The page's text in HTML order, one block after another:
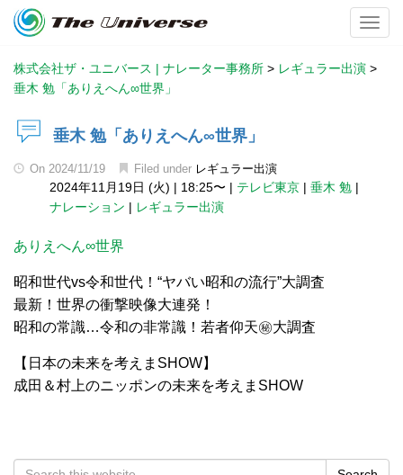
株式会社ザ・ユニバース | ナレーター事務所 > レギュラー出演 >
垂木 勉「ありえへん∞世界」
垂木 勉「ありえへん∞世界」
On 2024/11/19 Filed under レギュラー出演
2024年11月19日 (火) | 18:25〜 | テレビ東京 | 垂木 勉 |
ナレーション | レギュラー出演
ありえへん∞世界
昭和世代vs令和世代！“ヤバい昭和の流行”大調査
最新！世界の衝撃映像大連発！
昭和の常識…令和の非常識！若者仰天㊙大調査
【日本の未来を考えまSHOW】
成田＆村上のニッポンの未来を考えまSHOW